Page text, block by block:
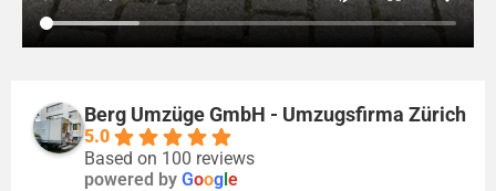
Berg Umzüge GmbH - Umzugsfirma Zürich
5.0
Based on 100 reviews
powered by Google